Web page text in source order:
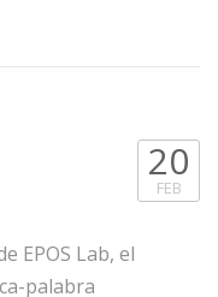
20
FEB
EPOS Lab, el
palabra